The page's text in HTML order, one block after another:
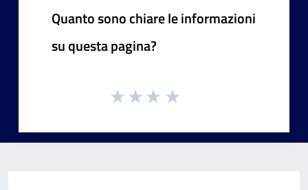
Quanto sono chiare le informazioni
su questa pagina?